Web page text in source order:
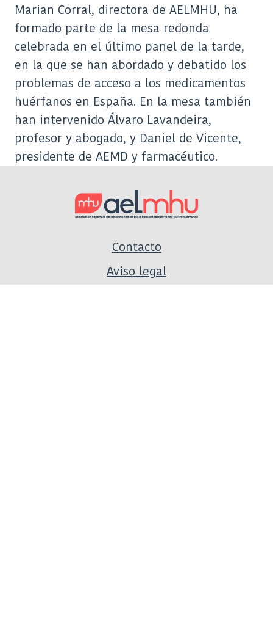
Marian Corral, directora de AELMHU, ha
formado parte de la mesa redonda
celebrada en el último panel de la tarde,
en la que se han abordado y debatido los
problemas de acceso a los medicamentos
huérfanos en España. En la mesa también
han intervenido Álvaro Lavandeira,
profesor y abogado, y Daniel de Vicente,
presidente de AEMD y farmacéutico.
Contacto
Aviso legal